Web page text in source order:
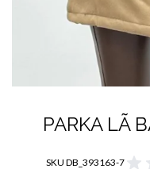
PARKA LÃ
SKU DB_393163-7